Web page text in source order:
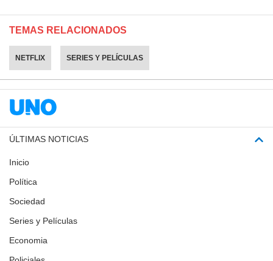
TEMAS RELACIONADOS
NETFLIX SERIES Y PELÍCULAS
ÚLTIMAS NOTICIAS
Inicio
Política
Sociedad
Series y Películas
Economia